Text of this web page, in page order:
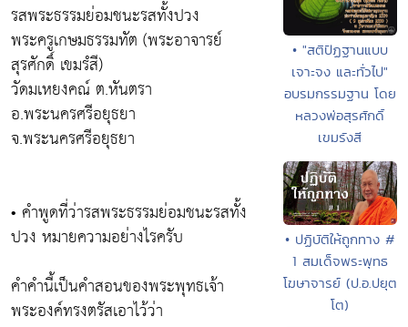
รสพระธรรมย่อมชนะรสทั้งปวง
พระครูเกษมธรรมทัต (พระอาจารย์
สุรศักดิ์ เขมรํสี)
วัดมเหยงคณ์ ต.หันตรา
อ.พระนครศรีอยุธยา
จ.พระนครศรีอยุธยา
• คำพูดที่ว่ารสพระธรรมย่อมชนะรสทั้ง
ปวง หมายความอย่างไรครับ
คำคำนี้เป็นคำสอนของพระพุทธเจ้า
พระองค์ทรงตรัสเอาไว้ว่า
• "สติปัฏฐานแบบ
เจาะจง และทั่วไป"
อบรมกรรมฐาน โดย
หลวงพ่อสุรศักดิ์
เขมรังสี
• ปฏิบัติให้ถูกทาง #
1 สมเด็จพระพุทธ
โฆษาจารย์ (ป.อ.ปยุต
โต)